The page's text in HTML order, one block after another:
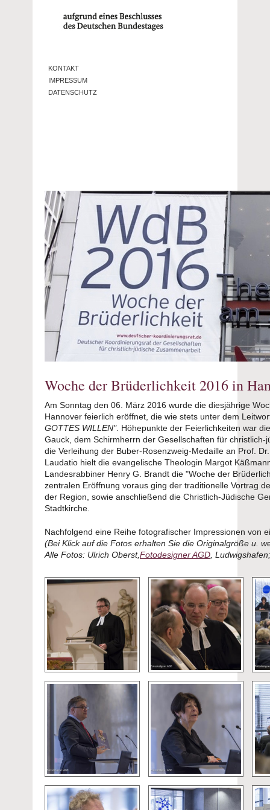
KONTAKT
IMPRESSUM
DATENSCHUTZ
Woche der Brüderlichkeit 2016 in
Am Sonntag den 06. März 2016 wurde die diesjährige
Hannover feierlich eröffnet, die wie stets unter dem
GOTTES WILLEN". Höhepunkte der Feierlichkeiten war
Gauck, dem Schirmherrn der Gesellschaften für
die Verleihung der Buber-Rosenzweig-Medaille an Prof.
Laudatio hielt die evangelische Theologin Margot
Landesrabbiner Henry G. Brandt die "Woche der
zentralen Eröffnung voraus ging der traditionelle Vortrag
der Region, sowie anschließend die Christlich-Jüdische
Stadtkirche.
Nachfolgend eine Reihe fotografischer Impressionen von
(Bei Klick auf die Fotos erhalten Sie die Originalgröße u.
Alle Fotos: Ulrich Oberst,Fotodesigner AGD ,